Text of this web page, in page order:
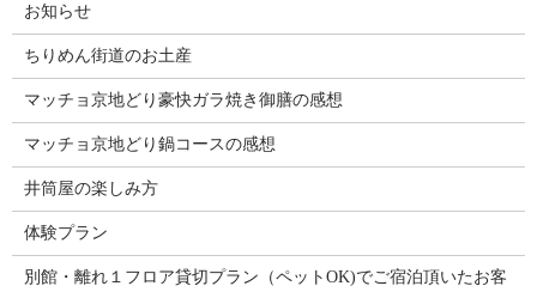
お知らせ
ちりめん街道のお土産
マッチョ京地どり豪快ガラ焼き御膳の感想
マッチョ京地どり鍋コースの感想
井筒屋の楽しみ方
体験プラン
別館・離れ１フロア貸切プラン（ペットOK)でご宿泊頂いたお客